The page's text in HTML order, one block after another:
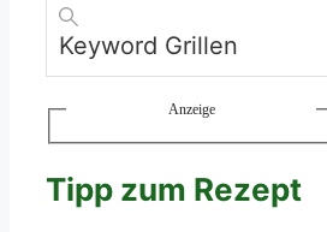
Keyword Grillen
Anzeige
Tipp zum Rezept